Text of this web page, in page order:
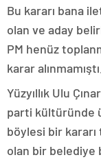
Bu kararı bana
olan ve aday
PM henüz
karar alınmamıştı.
Yüzyıllık Ulu
parti kültüründe
böylesi bir
olan bir belediye